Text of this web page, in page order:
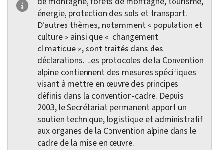
énergie, protection des sols et transport.
D’autres thèmes, notamment « population et
culture » ainsi que « changement
climatique », sont traités dans des
déclarations. Les protocoles de la Convention
alpine contiennent des mesures spécifiques
visant à mettre en œuvre des principes
définis dans la convention-cadre. Depuis
2003, le Secrétariat permanent apport un
soutien technique, logistique et administratif
aux organes de la Convention alpine dans le
cadre de la mise en œuvre.